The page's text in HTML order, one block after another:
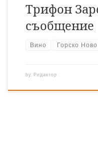
Трифон
съобщение
Вино Горско
by Редактор